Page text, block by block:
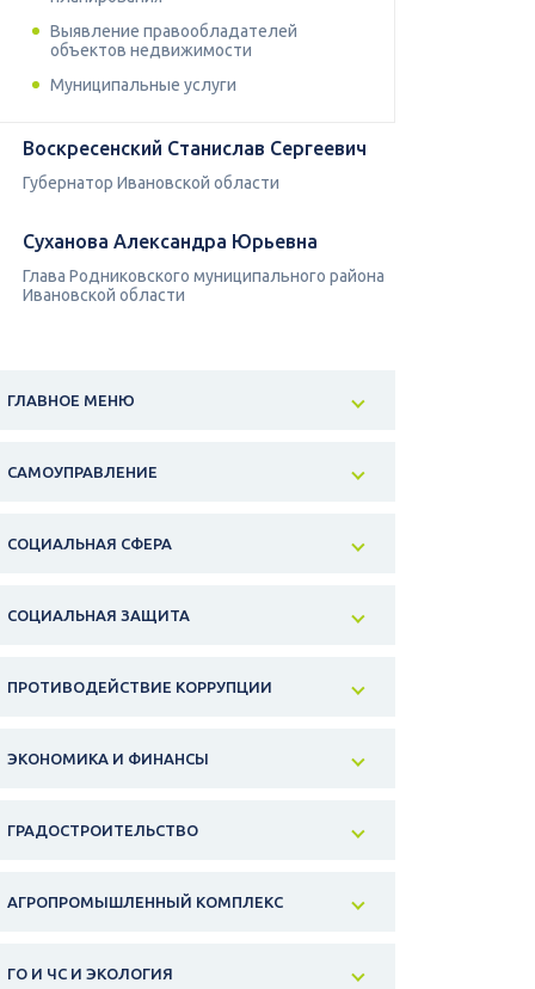
Выявление правообладателей
объектов недвижимости
Муниципальные услуги
Воскресенский Станислав Сергеевич
Губернатор Ивановской области
Суханова Александра Юрьевна
Глава Родниковского муниципального района
Ивановской области
ГЛАВНОЕ МЕНЮ
САМОУПРАВЛЕНИЕ
СОЦИАЛЬНАЯ СФЕРА
СОЦИАЛЬНАЯ ЗАЩИТА
ПРОТИВОДЕЙСТВИЕ КОРРУПЦИИ
ЭКОНОМИКА И ФИНАНСЫ
ГРАДОСТРОИТЕЛЬСТВО
АГРОПРОМЫШЛЕННЫЙ КОМПЛЕКС
ГО И ЧС И ЭКОЛОГИЯ